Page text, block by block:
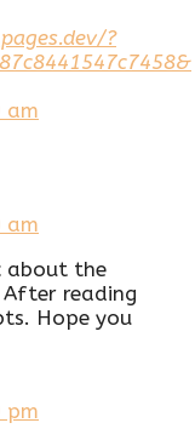
?
am
am
about the
reading
Hope you
pm